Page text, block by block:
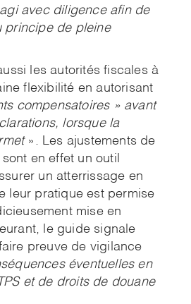
avec diligence afin de
principe de pleine
les autorités fiscales à
flexibilité en autorisant
compensatoires » avant
lorsque la
». Les ajustements de
en effet un outil
un atterrissage en
leur pratique est permise
mise en
le guide signale
preuve de vigilance
éventuelles en
et de droits de douane